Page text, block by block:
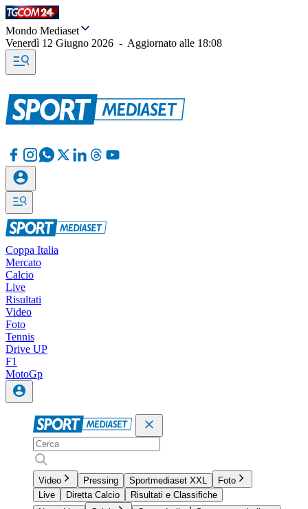
Mondo Mediaset
Venerdì 12 Giugno 2026 - Aggiornato alle 18:08
Coppa Italia
Mercato
Calcio
Live
Risultati
Video
Foto
Tennis
Drive UP
F1
MotoGp
Video Pressing Sportmediaset XXL
Foto
Live
Diretta Calcio
Risultati e Classifiche